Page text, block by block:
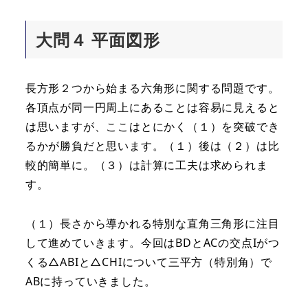
大問４ 平面図形
長方形２つから始まる六角形に関する問題です。
各頂点が同一円周上にあることは容易に見えると
は思いますが、ここはとにかく（１）を突破でき
るかが勝負だと思います。（１）後は（２）は比
較的簡単に。（３）は計算に工夫は求められま
す。
（１）長さから導かれる特別な直角三角形に注目
して進めていきます。今回はBDとACの交点Iがつ
くる△ABIと△CHIについて三平方（特別角）で
ABに持っていきました。